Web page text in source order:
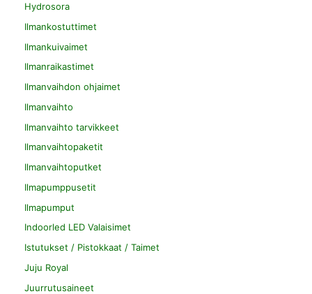
Hydrosora
Ilmankostuttimet
Ilmankuivaimet
Ilmanraikastimet
Ilmanvaihdon ohjaimet
Ilmanvaihto
Ilmanvaihto tarvikkeet
Ilmanvaihtopaketit
Ilmanvaihtoputket
Ilmapumppusetit
Ilmapumput
Indoorled LED Valaisimet
Istutukset / Pistokkaat / Taimet
Juju Royal
Juurrutusaineet